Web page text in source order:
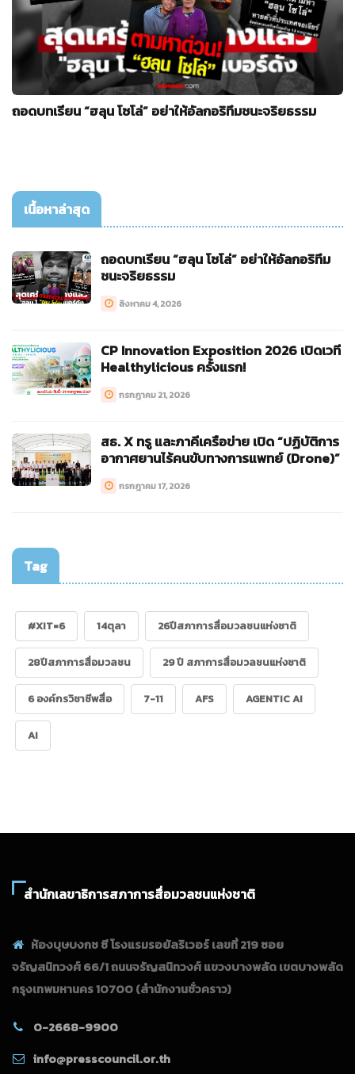
ถอดบทเรียน “ฮลุน โซโล่” อย่าให้อัลกอริทึมชนะจริยธรรม
เนื้อหาล่าสุด
ถอดบทเรียน “ฮลุน โซโล่” อย่าให้อัลกอริทึม
ชนะจริยธรรม
สิงหาคม 4, 2026
CP Innovation Exposition 2026 เปิดเวที
Healthylicious ครั้งแรก!
กรกฎาคม 21, 2026
สธ. X ทรู และภาคีเครือข่าย เปิด “ปฏิบัติการ
อากาศยานไร้คนขับทางการแพทย์ (Drone)”
กรกฎาคม 17, 2026
Tag
#XIT=6 14ตุลา 26ปีสภาการสื่อมวลชนแห่งชาติ
28ปีสภาการสื่อมวลชน 29 ปี สภาการสื่อมวลชนแห่งชาติ
6 องค์กรวิชาชีพสื่อ 7-11 AFS AGENTIC AI
AI
สำนักเลขาธิการสภาการสื่อมวลชนแห่งชาติ
ห้องบุษบงกช ซี โรงแรมรอยัลริเวอร์ เลขที่ 219 ซอย
จรัญสนิทวงศ์ 66/1 ถนนจรัญสนิทวงศ์ แขวงบางพลัด เขตบางพลัด
กรุงเทพมหานคร 10700(สำนักงานชั่วคราว)
0-2668-9900
info@presscouncil.or.th